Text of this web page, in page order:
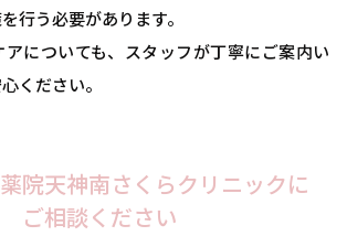
行う必要があります。
についても、スタッフが丁寧にご案内い
ください。
院天神南さくらクリニックに
ご相談ください